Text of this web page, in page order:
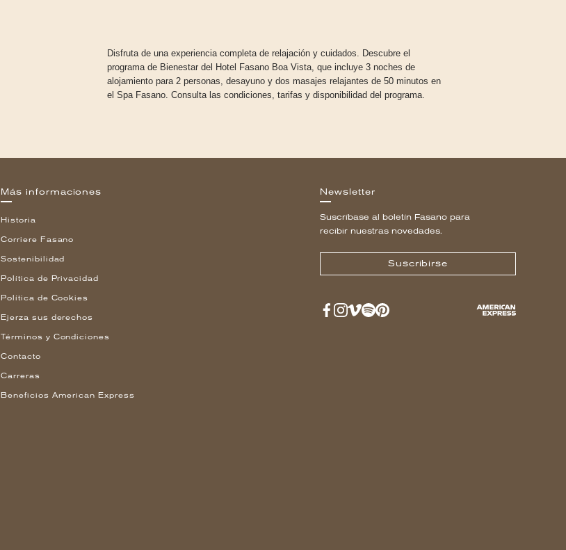
Disfruta de una experiencia completa de relajación y cuidados. Descubre el
programa de Bienestar del Hotel Fasano Boa Vista, que incluye 3 noches de
alojamiento para 2 personas, desayuno y dos masajes relajantes de 50 minutos en
el Spa Fasano. Consulta las condiciones, tarifas y disponibilidad del programa.
Más informaciones
Historia
Corriere Fasano
Sostenibilidad
Política de Privacidad
Política de Cookies
Ejerza sus derechos
Términos y Condiciones
Contacto
Carreras
Beneficios American Express
Newsletter
Suscríbase al boletín Fasano para
recibir nuestras novedades.
Suscribirse